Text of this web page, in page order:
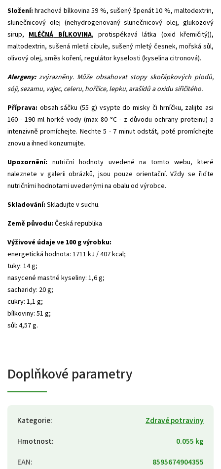
Složení:hrachová bílkovina 59 %, sušený špenát 10 %, maltodextrin,
slunečnicový olej (nehydrogenovaný slunečnicový olej, glukozový
sirup, MLÉČNÁ BÍLKOVINA, protispékavá látka (oxid křemičitý)),
maltodextrin, sušená mletá cibule, sušený mletý česnek, mořská sůl,
olivový olej, směs koření, regulátor kyselosti (kyselina citronová).
Alergeny:zvýrazněny. Může obsahovat stopy skořápkových plodů,
sóji, sezamu, vajec, celeru, hořčice, lepku, arašídů a oxidu siřičitého.
Příprava: obsah sáčku (55 g) vsypte do misky či hrníčku, zalijte asi
160 - 190 ml horké vody (max 80 °C - z důvodu ochrany proteinu) a
intenzivně promíchejte. Nechte 5 - 7 minut odstát, poté promíchejte
znovu a ihned konzumujte.
Upozornění: nutriční hodnoty uvedené na tomto webu, které
naleznete v galerii obrázků, jsou pouze orientační. Vždy se řiďte
nutričními hodnotami uvedenými na obalu od výrobce.
Skladování: Skladujte v suchu.
Země původu: Česká republika
Výživové údaje ve 100 g výrobku:
energetická hodnota: 1711 kJ / 407 kcal;
tuky: 14 g;
nasycené mastné kyseliny: 1,6 g;
sacharidy: 20 g;
cukry: 1,1 g;
bílkoviny: 51 g;
sůl: 4,57 g.
Doplňkové parametry
Kategorie:
Zdravé potraviny
Hmotnost:
0.055 kg
EAN: 8595674904355